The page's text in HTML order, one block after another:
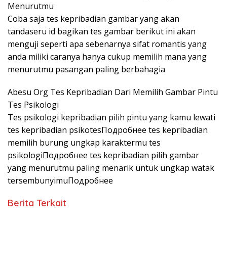
Menurutmu
Coba saja tes kepribadian gambar yang akan
tandaseru id bagikan tes gambar berikut ini akan
menguji seperti apa sebenarnya sifat romantis yang
anda miliki caranya hanya cukup memilih mana yang
menurutmu pasangan paling berbahagia
Abesu Org Tes Kepribadian Dari Memilih Gambar Pintu
Tes Psikologi
Tes psikologi kepribadian pilih pintu yang kamu lewati
tes kepribadian psikotesПодробнее tes kepribadian
memilih burung ungkap karaktermu tes
psikologiПодробнее tes kepribadian pilih gambar
yang menurutmu paling menarik untuk ungkap watak
tersembunyimuПодробнее
Berita Terkait